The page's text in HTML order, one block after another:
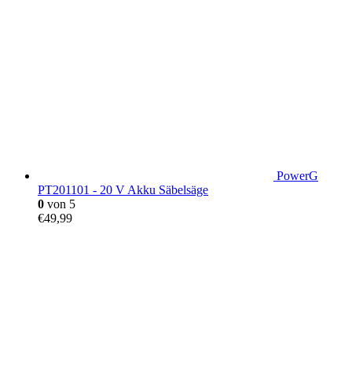
PowerG
PT201101 - 20 V Akku Säbelsäge
0 von 5
€49,99